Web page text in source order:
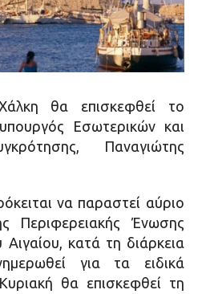
θα επισκεφθεί το
Εσωτερικών και
Παναγιώτης
να παραστεί αύριο
Περιφερειακής Ένωσης
κατά τη διάρκεια
για τα ειδικά
θα επισκεφθεί τη